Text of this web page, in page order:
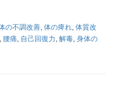
の不調改善, 体の痺れ, 体質改
, 腰痛, 自己回復力, 解毒, 身体の